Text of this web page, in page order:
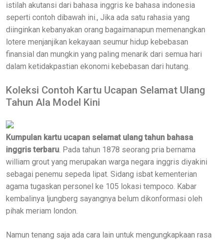
istilah akutansi dari bahasa inggris ke bahasa indonesia
seperti contoh dibawah ini., Jika ada satu rahasia yang
diinginkan kebanyakan orang bagaimanapun memenangkan
lotere menjanjikan kekayaan seumur hidup kebebasan
finansial dan mungkin yang paling menarik dari semua hari
dalam ketidakpastian ekonomi kebebasan dari hutang.
Koleksi Contoh Kartu Ucapan Selamat Ulang
Tahun Ala Model Kini
Kumpulan kartu ucapan selamat ulang tahun bahasa
inggris terbaru. Pada tahun 1878 seorang pria bernama
william grout yang merupakan warga negara inggris diyakini
sebagai penemu sepeda lipat. Sidang isbat kementerian
agama tugaskan personel ke 105 lokasi tempoco. Kabar
kembalinya ljungberg sayangnya belum dikonformasi oleh
pihak meriam london.
Namun tenang saja ada cara lain untuk mengungkapkaan rasa